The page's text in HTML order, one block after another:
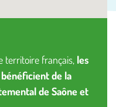
territoire français, les
de la
de Saône et